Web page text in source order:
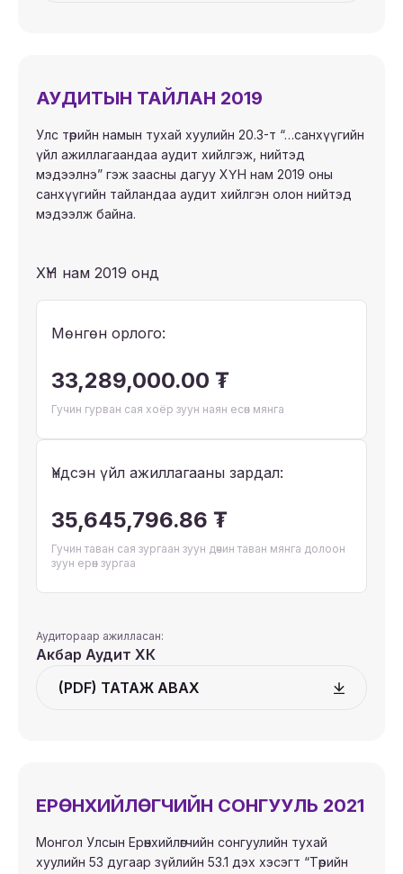
АУДИТЫН ТАЙЛАН 2019
Улс төрийн намын тухай хуулийн 20.3-т “…санхүүгийн
үйл ажиллагаандаа аудит хийлгэж, нийтэд
мэдээлнэ” гэж заасны дагуу ХҮН нам 2019 оны
санхүүгийн тайландаа аудит хийлгэн олон нийтэд
мэдээлж байна.
ХҮН нам 2019 онд
Мөнгөн орлого:
33,289,000.00 ₮
Гучин гурван сая хоёр зуун наян есөн мянга
Үндсэн үйл ажиллагааны зардал:
35,645,796.86 ₮
Гучин таван сая зургаан зуун дөчин таван мянга долоон
зуун ерөн зургаа
Аудитораар ажилласан:
Акбар Аудит ХК
(PDF) ТАТАЖ АВАХ
ЕРӨНХИЙЛӨГЧИЙН СОНГУУЛЬ 2021
Монгол Улсын Ерөнхийлөгчийн сонгуулийн тухай
хуулийн 53 дугаар зүйлийн 53.1 дэх хэсэгт “Төрийн